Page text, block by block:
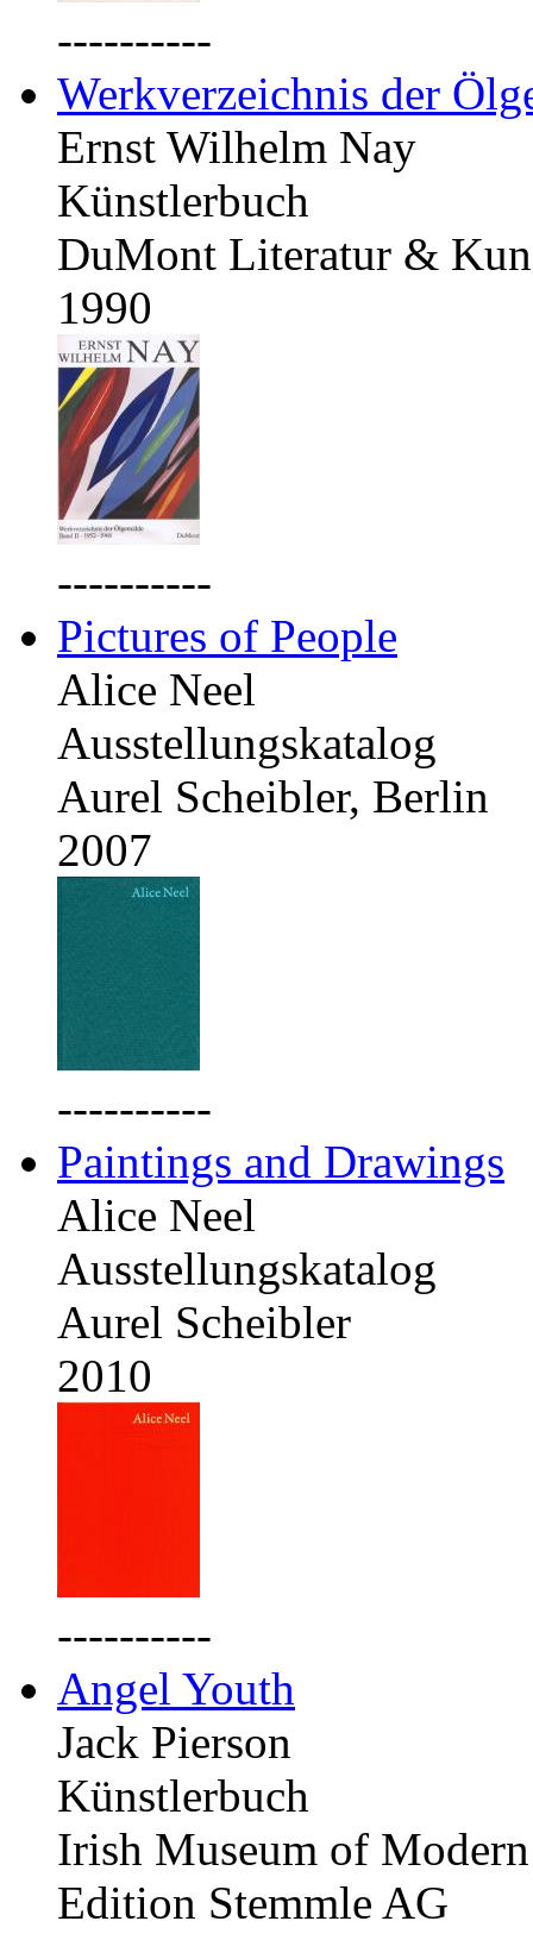
----------
Werkverzeichnis der
Ernst Wilhelm Nay
Künstlerbuch
DuMont Literatur &
1990
----------
Pictures of People
Alice Neel
Ausstellungskatalog
Aurel Scheibler, Berlin
2007
----------
Paintings and Drawings
Alice Neel
Ausstellungskatalog
Aurel Scheibler
2010
----------
Angel Youth
Jack Pierson
Künstlerbuch
Irish Museum of
Edition Stemmle AG